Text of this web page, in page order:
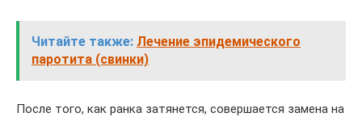
Читайте также: Лечение эпидемического
паротита (свинки)
После того, как ранка затянется, совершается замена на